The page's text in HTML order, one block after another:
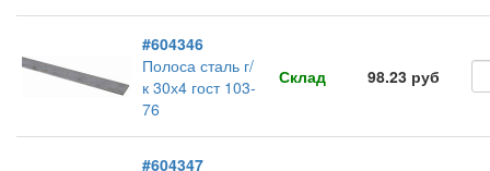
#604346
Полоса сталь г/
к 30х4 гост 103-
76
Склад 98.23 руб
#604347